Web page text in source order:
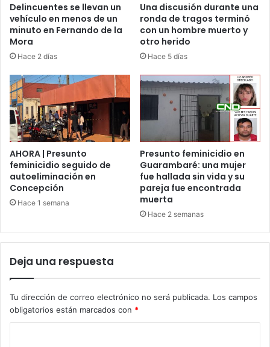
Delincuentes se llevan un
vehículo en menos de un
minuto en Fernando de la
Mora
Hace 2 días
Una discusión durante una
ronda de tragos terminó
con un hombre muerto y
otro herido
Hace 5 días
AHORA | Presunto
feminicidio seguido de
autoeliminación en
Concepción
Hace 1 semana
Presunto feminicidio en
Guarambaré: una mujer
fue hallada sin vida y su
pareja fue encontrada
muerta
Hace 2 semanas
Deja una respuesta
Tu dirección de correo electrónico no será publicada. Los campos
obligatorios están marcados con *